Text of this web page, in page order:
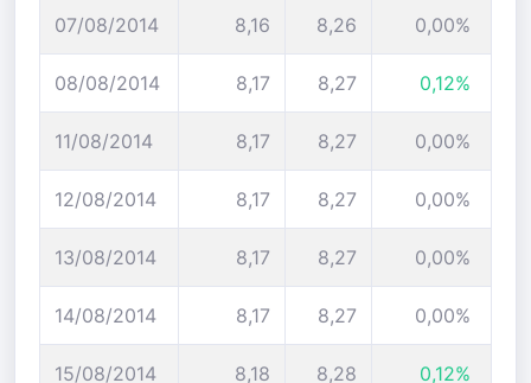
07/08/2014 8,16 8,26 0,00%
08/08/2014 8,17 8,27 0,12%
11/08/2014 8,17 8,27 0,00%
12/08/2014 8,17 8,27 0,00%
13/08/2014 8,17 8,27 0,00%
14/08/2014 8,17 8,27 0,00%
15/08/2014 8,18 8,28 0,12%